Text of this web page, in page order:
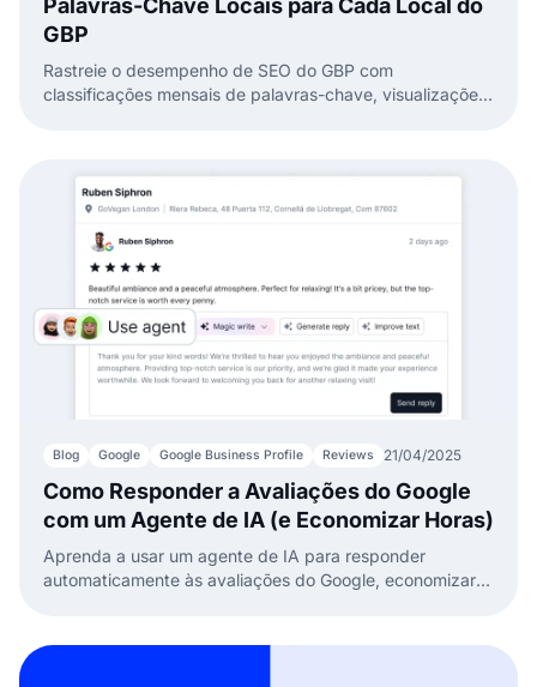
Palavras-Chave Locais para Cada Local do
GBP
Rastreie o desempenho de SEO do GBP com
classificações mensais de palavras-chave, visualizações
Blog Google Google Business Profile Reviews 21/04/2025
Como Responder a Avaliações do Google
com um Agente de IA (e Economizar Horas)
Aprenda a usar um agente de IA para responder
automaticamente às avaliações do Google, economizar